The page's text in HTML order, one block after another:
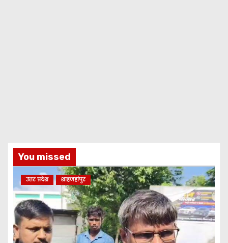
You missed
उत्तर प्रदेश शाहजहांपुर